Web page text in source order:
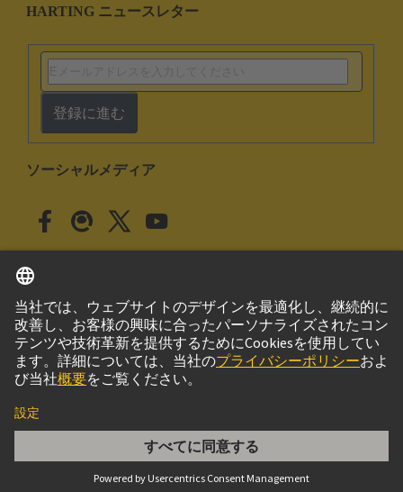
DIN-Signal M60+4FS-4,5C1-2
HARTING ニュースレター
登録に進む
ソーシャルメディア
日本 日本語
© ハーティング株式会社
このサイトについて
ご利用条件取引条件